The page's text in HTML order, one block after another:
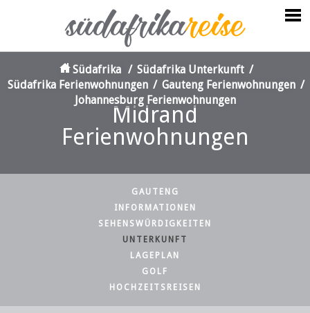
Midrand
Ferienwohnungen
Südafrika / Südafrika Unterkunft /
Südafrika Ferienwohnungen / Gauteng Ferienwohnungen /
Johannesburg Ferienwohnungen
GAUTENG
INFORMATIONEN
SEHENSWÜRDIGKEITEN
UNTERKUNFT
LAGEPLAN
GOLF
HOCHZEITSREISEN